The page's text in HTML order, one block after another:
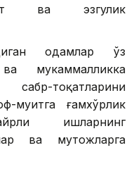
ва эзгулик
одамлар ўз
мукаммалликка
тоқатларини
муҳитга ғамхўрлик
ишларнинг
ва муҳтожларга